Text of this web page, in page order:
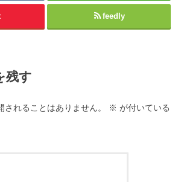
feedly
残す
されることはありません。 ※ が付いている